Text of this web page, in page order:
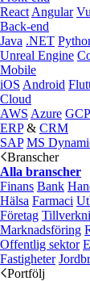
React Angular
Back-end
Java .NET
Unreal Engine
Mobile
iOS Android
Cloud
AWS Azure GCP
ERP& CRM
SAP MS
Branscher
Alla branscher
Finans Bank
Hälsa Farmaci
Företag
Marknadsföring
Offentlig sektor
Fastigheter
Portfölj